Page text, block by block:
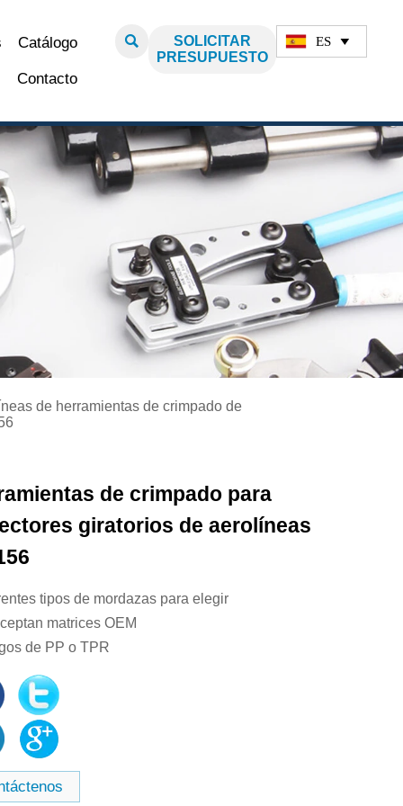
Catálogo
Contacto

SOLICITAR
PRESUPUESTO
ES 
de herramientas de crimpado de
de crimpado para
giratorios de aerolíneas
tipos de mordazas para elegir
matrices OEM
de PP o TPR